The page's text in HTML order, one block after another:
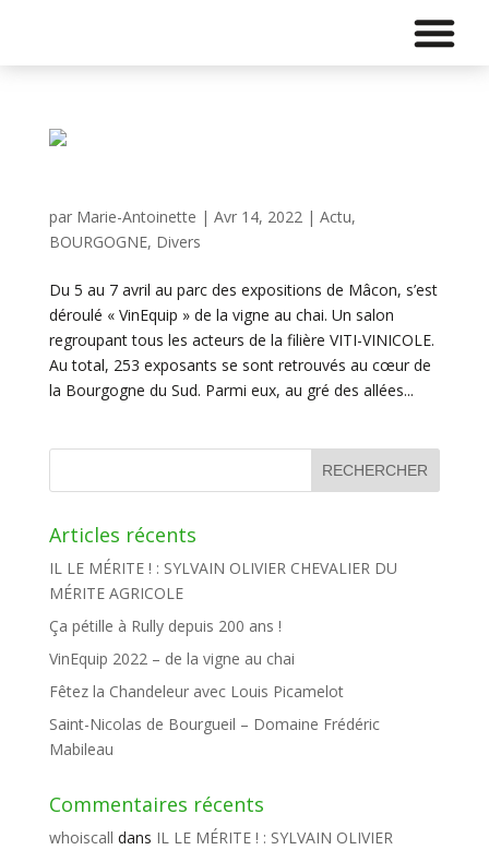
par Marie-Antoinette | Avr 14, 2022| Actu,
BOURGOGNE, Divers
Du 5 au 7 avril au parc des expositions de Mâcon, s’est
déroulé « VinEquip » de la vigne au chai. Un salon
regroupant tous les acteurs de la filière VITI-VINICOLE.
Au total, 253 exposants se sont retrouvés au cœur de
la Bourgogne du Sud. Parmi eux, au gré des allées...
Articles récents
IL LE MÉRITE ! : SYLVAIN OLIVIER CHEVALIER DU
MÉRITE AGRICOLE
Ça pétille à Rully depuis 200 ans !
VinEquip 2022 – de la vigne au chai
Fêtez la Chandeleur avec Louis Picamelot
Saint-Nicolas de Bourgueil – Domaine Frédéric
Mabileau
Commentaires récents
whoiscall dans IL LE MÉRITE ! : SYLVAIN OLIVIER